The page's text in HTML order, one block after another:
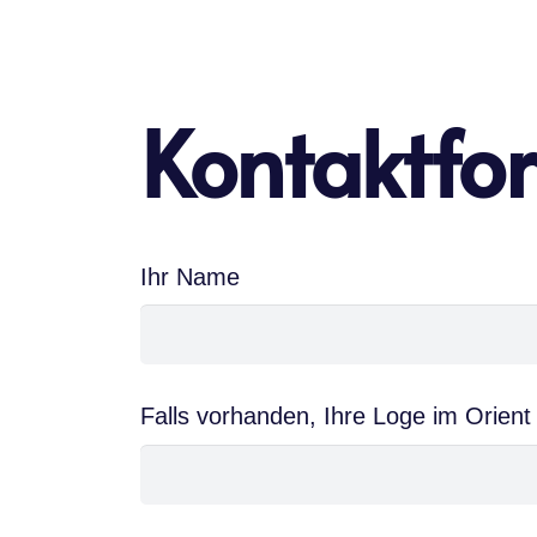
Ihr Name
Falls vorhanden, Ihre Loge im Orient